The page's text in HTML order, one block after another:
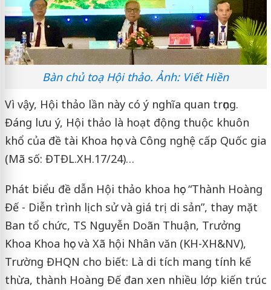
Bàn chủ toạ Hội thảo. Ảnh: Viết Hiền
Vì vậy, Hội thảo lần này có ý nghĩa quan trọng.
Đáng lưu ý, Hội thảo là hoạt động thuộc khuôn
khổ của đề tài Khoa học và Công nghệ cấp Quốc gia
(Mã số: ĐTĐL.XH.17/24)…
Phát biểu đề dẫn Hội thảo khoa học “Thành Hoàng
Đế - Diễn trình lịch sử và giá trị di sản”, thay mặt
Ban tổ chức, TS Nguyễn Doãn Thuận, Trưởng
Khoa Khoa học và Xã hội Nhân văn (KH-XH&NV),
Trường ĐHQN cho biết: Là di tích mang tính kế
thừa, thành Hoàng Đế đan xen nhiều lớp kiến trúc